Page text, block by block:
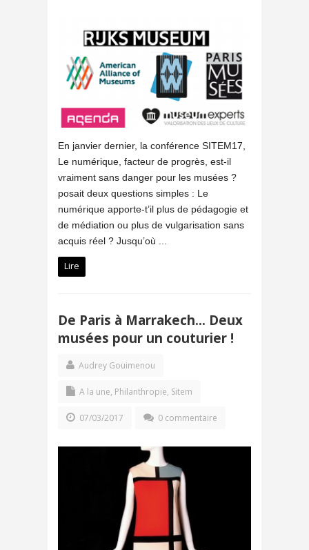
En janvier dernier, la conférence SITEM17,
Le numérique, facteur de progrès, est-il
vraiment sans danger pour les musées ?
posait deux questions simples : Le
numérique apporte-t’il plus de pédagogie et
de médiation ou plus de vulgarisation sans
acquis réel ? Jusqu’où ...
Lire
De Paris à Marrakech… Deux
musées pour un couturier !
Audrey Gouimenou
A la une, Philanthropie, Sitem
07/03/2017 0 commentaire